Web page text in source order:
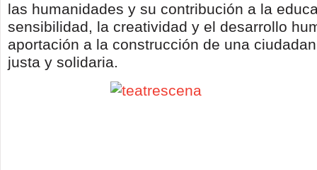
las humanidades y su contribución a la
sensibilidad, la creatividad y el desarrollo
aportación a la construcción de una
justa y solidaria.